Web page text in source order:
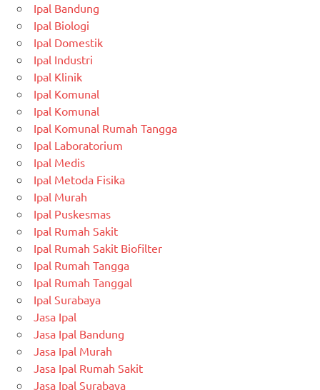
Ipal Bandung
Ipal Biologi
Ipal Domestik
Ipal Industri
Ipal Klinik
Ipal Komunal
Ipal Komunal
Ipal Komunal Rumah Tangga
Ipal Laboratorium
Ipal Medis
Ipal Metoda Fisika
Ipal Murah
Ipal Puskesmas
Ipal Rumah Sakit
Ipal Rumah Sakit Biofilter
Ipal Rumah Tangga
Ipal Rumah Tanggal
Ipal Surabaya
Jasa Ipal
Jasa Ipal Bandung
Jasa Ipal Murah
Jasa Ipal Rumah Sakit
Jasa Ipal Surabaya